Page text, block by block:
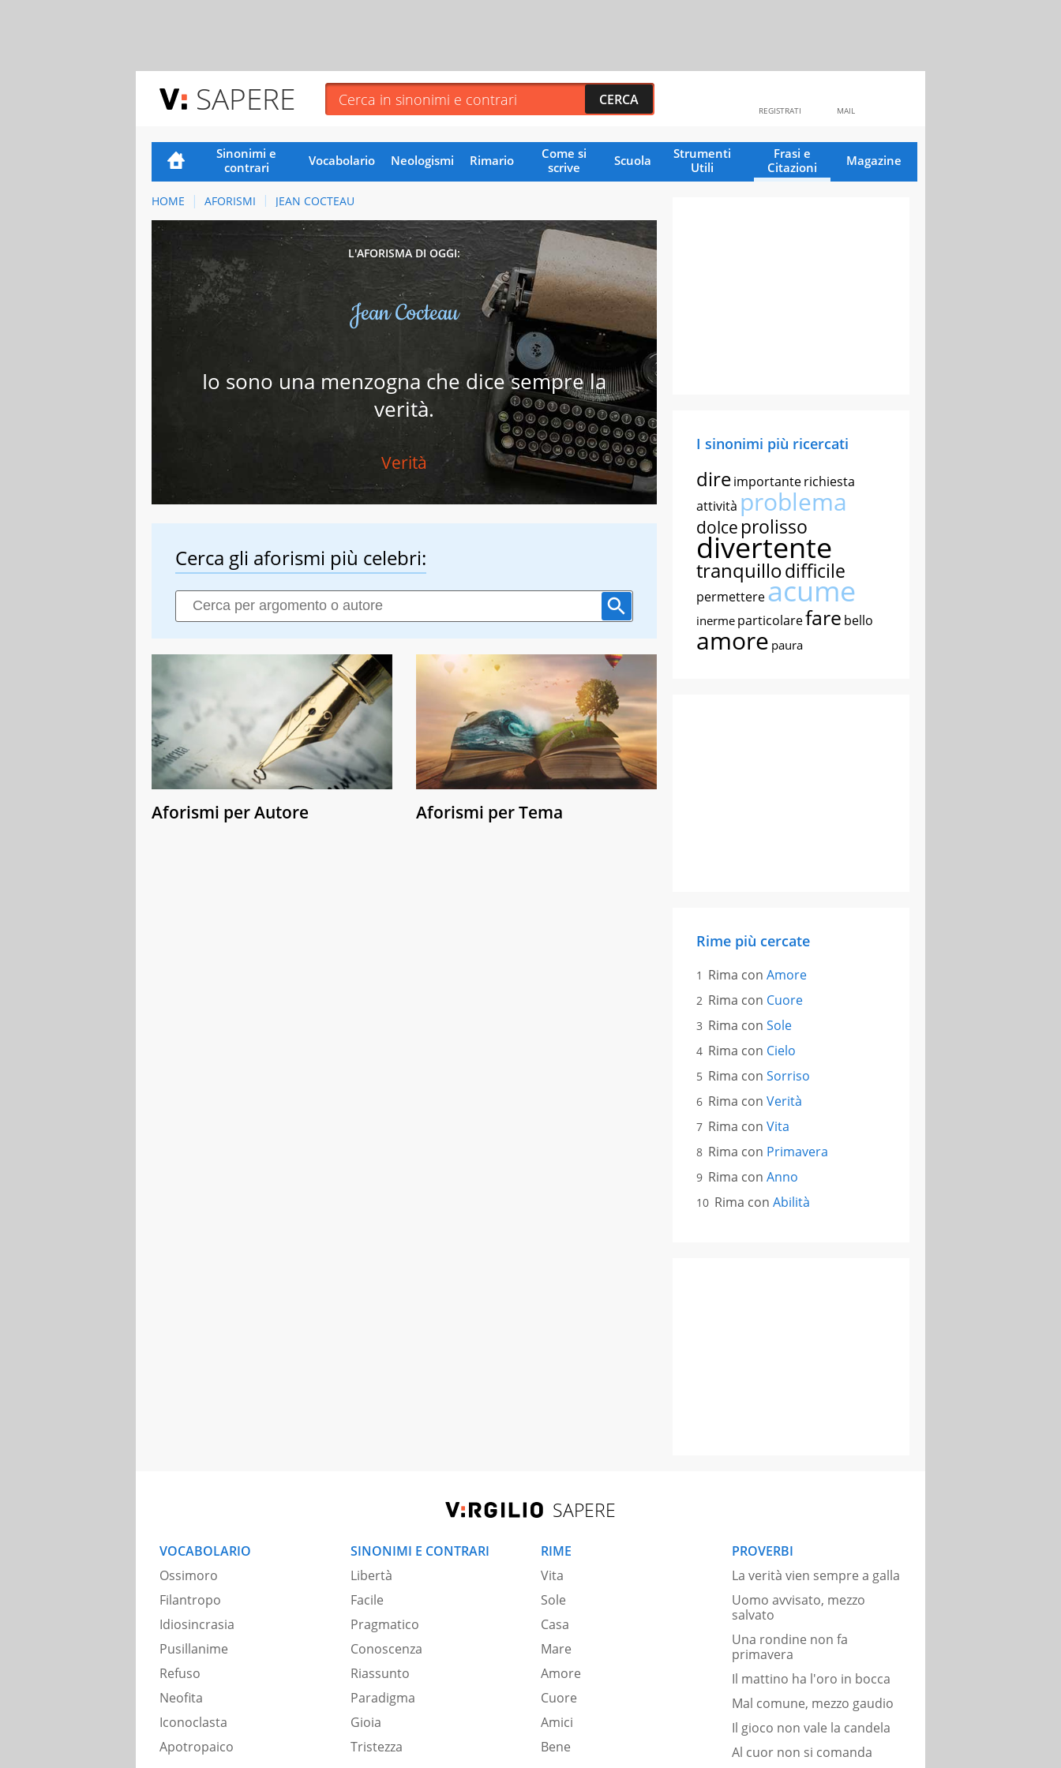
SAPERE MAIL
REGISTRATI
Sinonimi e
contrari
Vocabolario Neologismi Rimario
Come si
scrive
Scuola
Strumenti
Utili
Frasi e
Citazioni
Magazine
HOME AFORISMI JEAN COCTEAU
L'AFORISMA DI OGGI:
Jean Cocteau
Io sono una menzogna che dice sempre la
verità.
Verità
Cerca gli aforismi più celebri:
Aforismi per Autore Aforismi per Tema
I sinonimi più ricercati
direimportanterichiesta
attività problema
dolce prolisso
divertente
tranquillodifficile
permettereacume
inerme particolarefare bello
amore paura
Rime più cercate
Rima con Amore
Rima con Cuore
Rima con Sole
Rima con Cielo
Rima con Sorriso
Rima con Verità
Rima con Vita
Rima con Primavera
Rima con Anno
Rima con Abilità
SAPERE
VOCABOLARIO
Ossimoro
Filantropo
Idiosincrasia
Pusillanime
Refuso
Neofita
Iconoclasta
Apotropaico
SINONIMI E CONTRARI
Libertà
Facile
Pragmatico
Conoscenza
Riassunto
Paradigma
Gioia
Tristezza
RIME
Vita
Sole
Casa
Mare
Amore
Cuore
Amici
Bene
PROVERBI
La verità vien sempre a galla
Uomo avvisato, mezzo
salvato
Una rondine non fa
primavera
Il mattino ha l'oro in bocca
Mal comune, mezzo gaudio
Il gioco non vale la candela
Al cuor non si comanda